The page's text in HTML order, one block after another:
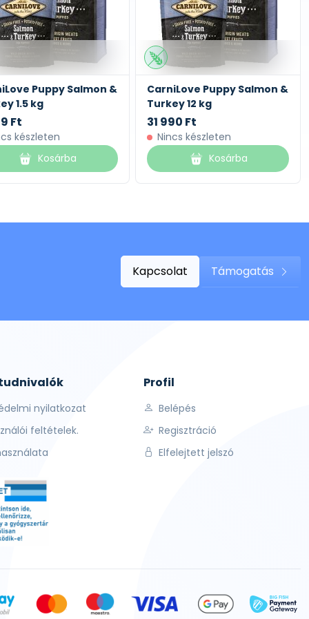
Puppy Salmon &
1.5 kg
Ft
készleten
Kosárba
CarniLove Puppy Salmon &
Turkey 12 kg
31 990 Ft
Nincs készleten
Kosárba
Kapcsolat Támogatás
nyilatkozat
feltételek.
Profil
Belépés
Regisztráció
Elfelejtett jelszó